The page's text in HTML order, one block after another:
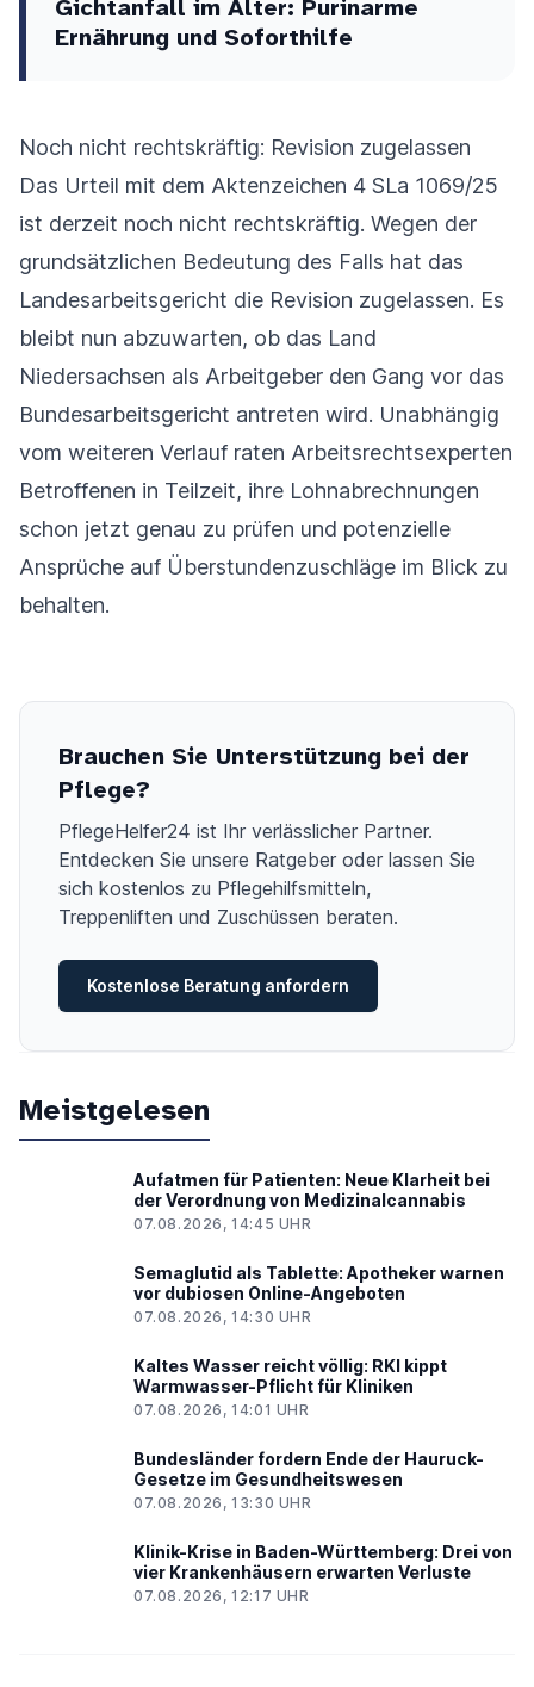
Gichtanfall im Alter: Purinarme
Ernährung und Soforthilfe
Noch nicht rechtskräftig: Revision zugelassen
Das Urteil mit dem Aktenzeichen 4 SLa 1069/25
ist derzeit noch nicht rechtskräftig. Wegen der
grundsätzlichen Bedeutung des Falls hat das
Landesarbeitsgericht die Revision zugelassen. Es
bleibt nun abzuwarten, ob das Land
Niedersachsen als Arbeitgeber den Gang vor das
Bundesarbeitsgericht antreten wird. Unabhängig
vom weiteren Verlauf raten Arbeitsrechtsexperten
Betroffenen in Teilzeit, ihre Lohnabrechnungen
schon jetzt genau zu prüfen und potenzielle
Ansprüche auf Überstundenzuschläge im Blick zu
behalten.
Brauchen Sie Unterstützung bei der
Pflege?
PflegeHelfer24 ist Ihr verlässlicher Partner.
Entdecken Sie unsere Ratgeber oder lassen Sie
sich kostenlos zu Pflegehilfsmitteln,
Treppenliften und Zuschüssen beraten.
Kostenlose Beratung anfordern
Meistgelesen
Aufatmen für Patienten: Neue Klarheit bei
der Verordnung von Medizinalcannabis
07.08.2026, 14:45 UHR
Semaglutid als Tablette: Apotheker warnen
vor dubiosen Online-Angeboten
07.08.2026, 14:30 UHR
Kaltes Wasser reicht völlig: RKI kippt
Warmwasser-Pflicht für Kliniken
07.08.2026, 14:01 UHR
Bundesländer fordern Ende der Hauruck-
Gesetze im Gesundheitswesen
07.08.2026, 13:30 UHR
Klinik-Krise in Baden-Württemberg: Drei von
vier Krankenhäusern erwarten Verluste
07.08.2026, 12:17 UHR